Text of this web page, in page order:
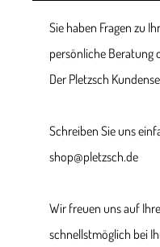
Sie haben Fragen zu
persönliche Beratung
Der Pletzsch
Schreiben Sie uns
shop@pletzsch.de
Wir freuen uns auf
schnellstmöglich bei